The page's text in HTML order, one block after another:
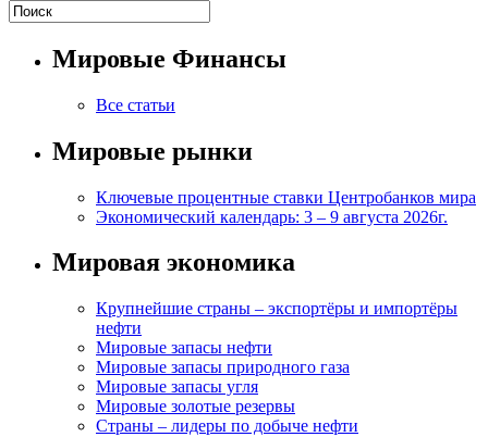
Мировые Финансы
Все статьи
Мировые рынки
Ключевые процентные ставки Центробанков мира
Экономический календарь: 3 – 9 августа 2026г.
Мировая экономика
Крупнейшие страны – экспортёры и импортёры
нефти
Мировые запасы нефти
Мировые запасы природного газа
Мировые запасы угля
Мировые золотые резервы
Страны – лидеры по добыче нефти